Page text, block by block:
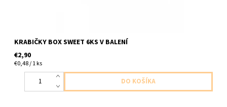
KRABIČKY BOX SWEET 6KS V BALENÍ
€2,90
€0,48 / 1 ks